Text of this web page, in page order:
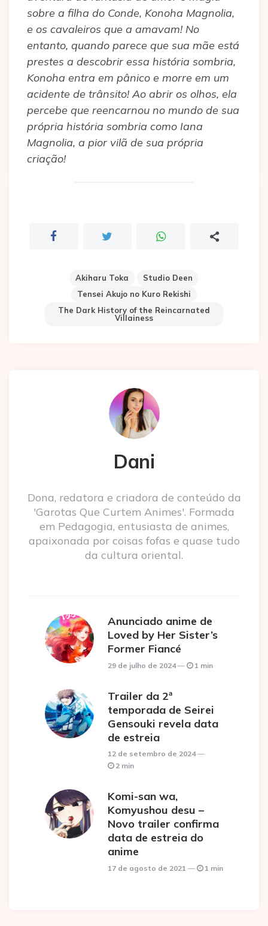
sobre a filha do Conde, Konoha Magnolia,
e os cavaleiros que a amavam! No
entanto, quando parece que sua mãe está
prestes a descobrir essa história sombria,
Konoha entra em pânico e morre em um
acidente de trânsito! Ao abrir os olhos, ela
percebe que reencarnou no mundo de sua
própria história sombria como Iana
Magnolia, a pior vilã de sua própria
criação!
Akiharu Toka
Studio Deen
Tensei Akujo no Kuro Rekishi
The Dark History of the Reincarnated
Villainess
Dani
Dona, redatora e criadora de conteúdo da
'Garotas Que Curtem Animes'. Formada
em Pedagogia, entusiasta de animes,
apaixonada por coisas fofas e quase tudo
da cultura oriental.
Anunciado anime de
Loved by Her Sister’s
Former Fiancé
29 de julho de 2024 1 min
Trailer da 2ª
temporada de Seirei
Gensouki revela data
de estreia
12 de setembro de 2024
2 min
Komi-san wa,
Komyushou desu –
Novo trailer confirma
data de estreia do
anime
17 de agosto de 2021 1 min